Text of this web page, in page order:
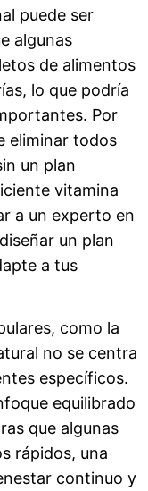
puede ser
algunas
de alimentos
lo que podría
Por
eliminar todos
un plan
vitamina
a un experto en
un plan
a tus
como la
no se centra
específicos.
equilibrado
que algunas
rápidos, una
continuo y